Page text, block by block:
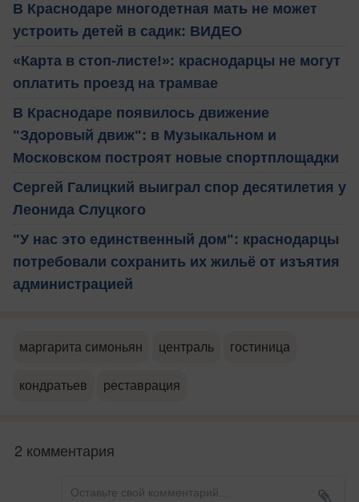
В Краснодаре многодетная мать не может
устроить детей в садик: ВИДЕО
«Карта в стоп-листе!»: краснодарцы не могут
оплатить проезд на трамвае
В Краснодаре появилось движение
"Здоровый движ": в Музыкальном и
Московском построят новые спортплощадки
Сергей Галицкий выиграл спор десятилетия у
Леонида Слуцкого
"У нас это единственный дом": краснодарцы
потребовали сохранить их жильё от изъятия
администрацией
маргарита симоньян централь гостиница
кондратьев реставрация
2 комментария